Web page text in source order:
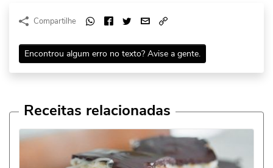
Compartilhe
Encontrou algum erro no texto? Avise a gente.
Receitas relacionadas